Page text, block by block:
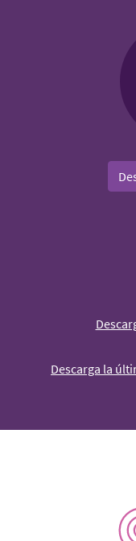
Descarga la